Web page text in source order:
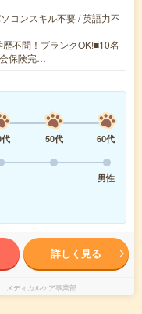
コンスキル不要 / 英語力不
不問！ブランクOK!■10名
保険完…
50代
60代
男性
詳しく見る
メディカルケア事業部